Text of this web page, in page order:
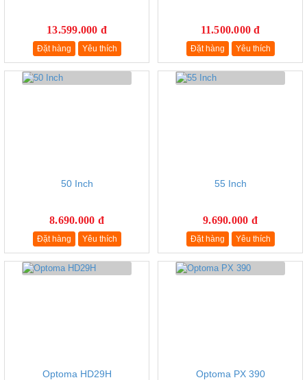
13.599.000 đ
Đặt hàng Yêu thích
11.500.000 đ
Đặt hàng Yêu thích
50 Inch
8.690.000 đ
Đặt hàng Yêu thích
55 Inch
9.690.000 đ
Đặt hàng Yêu thích
Optoma HD29H Optoma PX 390